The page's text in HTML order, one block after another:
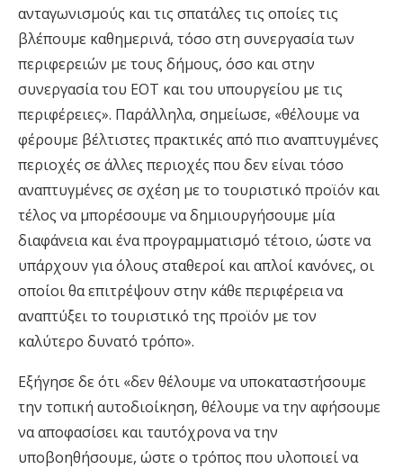
ανταγωνισμούς και τις σπατάλες τις οποίες τις
βλέπουμε καθημερινά, τόσο στη συνεργασία των
περιφερειών με τους δήμους, όσο και στην
συνεργασία του ΕΟΤ και του υπουργείου με τις
περιφέρειες». Παράλληλα, σημείωσε, «θέλουμε να
φέρουμε βέλτιστες πρακτικές από πιο αναπτυγμένες
περιοχές σε άλλες περιοχές που δεν είναι τόσο
αναπτυγμένες σε σχέση με το τουριστικό προϊόν και
τέλος να μπορέσουμε να δημιουργήσουμε μία
διαφάνεια και ένα προγραμματισμό τέτοιο, ώστε να
υπάρχουν για όλους σταθεροί και απλοί κανόνες, οι
οποίοι θα επιτρέψουν στην κάθε περιφέρεια να
αναπτύξει το τουριστικό της προϊόν με τον
καλύτερο δυνατό τρόπο».
Εξήγησε δε ότι «δεν θέλουμε να υποκαταστήσουμε
την τοπική αυτοδιοίκηση, θέλουμε να την αφήσουμε
να αποφασίσει και ταυτόχρονα να την
υποβοηθήσουμε, ώστε ο τρόπος που υλοποιεί να